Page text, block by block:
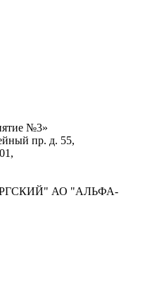
№3»
пр. д. 55,
АО "АЛЬФА-